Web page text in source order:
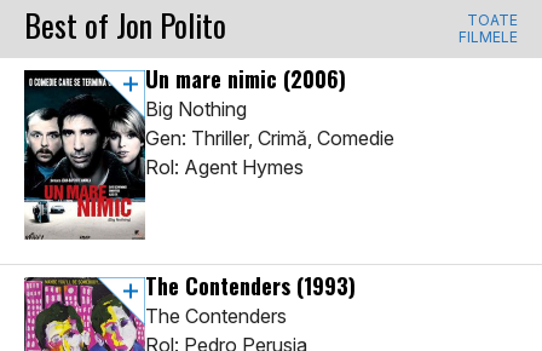
Best of Jon Polito
TOATE
FILMELE
Un mare nimic (2006)
Big Nothing
Gen: Thriller, Crimă, Comedie
Rol: Agent Hymes
The Contenders (1993)
The Contenders
Rol: Pedro Perusia